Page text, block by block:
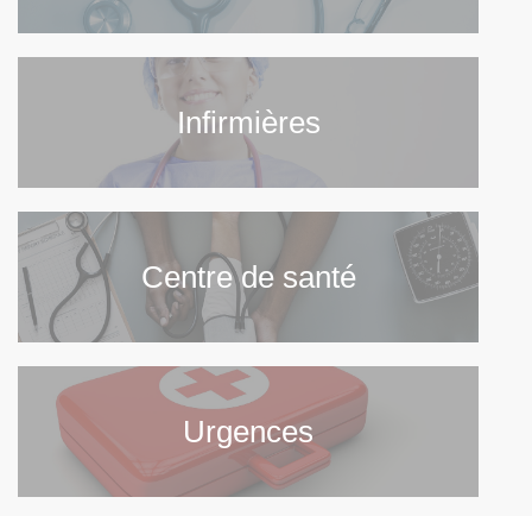
Infirmières
Centre de santé
Urgences